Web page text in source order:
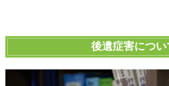
後遺症害につ